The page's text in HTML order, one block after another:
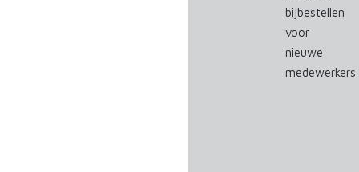
bijbestellen
voor
nieuwe
medewerkers